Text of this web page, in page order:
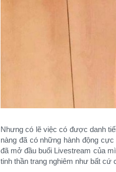
Nhưng có lẽ việc có được danh
nàng đã có những hành động
đã mở đầu buổi Livestream của
tinh thần trang nghiêm như bất cứ